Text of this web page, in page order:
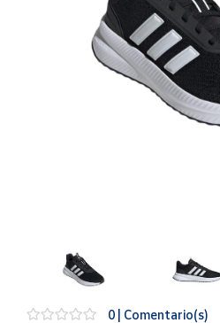
Ceuta y Melilla
novedades
de Correos
0 | Comentario(s)